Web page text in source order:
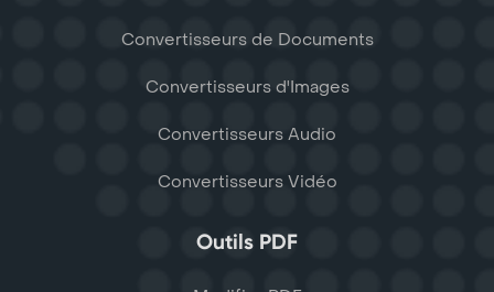
Convertisseurs de Documents
Convertisseurs d'Images
Convertisseurs Audio
Convertisseurs Vidéo
Outils PDF